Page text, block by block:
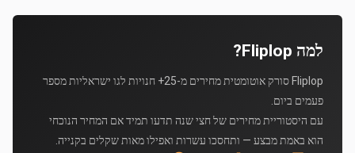
למה Fliplop?
Fliplop סורק אוטומטית מחירים מ-25+ חנויות לגו ישראליות מספר
פעמים ביום.
עם היסטוריית מחירים של חצי שנה תדעו תמיד אם המחיר הנוכחי
הוא באמת מבצע — ותחסכו עשרות ואפילו מאות שקלים בקנייה.